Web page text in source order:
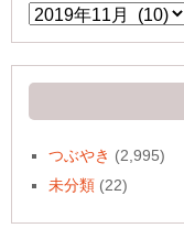
ア
ー
イ
ブ
つぶやき (2,995)
未分類 (22)